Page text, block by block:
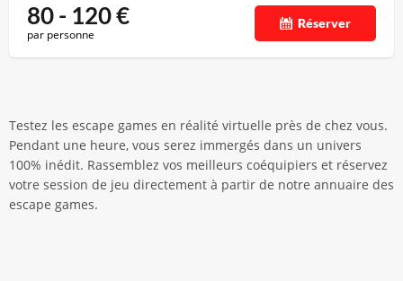
80 - 120€
par personne
Réserver
Testez les escape games en réalité virtuelle près de chez vous.
Pendant une heure, vous serez immergés dans un univers
100% inédit. Rassemblez vos meilleurs coéquipiers et réservez
votre session de jeu directement à partir de notre annuaire des
escape games.